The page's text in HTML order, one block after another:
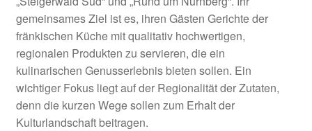
Betreibermodelle
Bürgerbus Region Rothenburg
Das Regionalbudget
gemeinsames Ziel ist es, ihren Gästen Gerichte der
fränkischen Küche mit qualitativ hochwertigen,
regionalen Produkten zu servieren, die ein
kulinarischen Genusserlebnis bieten sollen. Ein
wichtiger Fokus liegt auf der Regionalität der Zutaten,
denn die kurzen Wege sollen zum Erhalt der
Kulturlandschaft beitragen.